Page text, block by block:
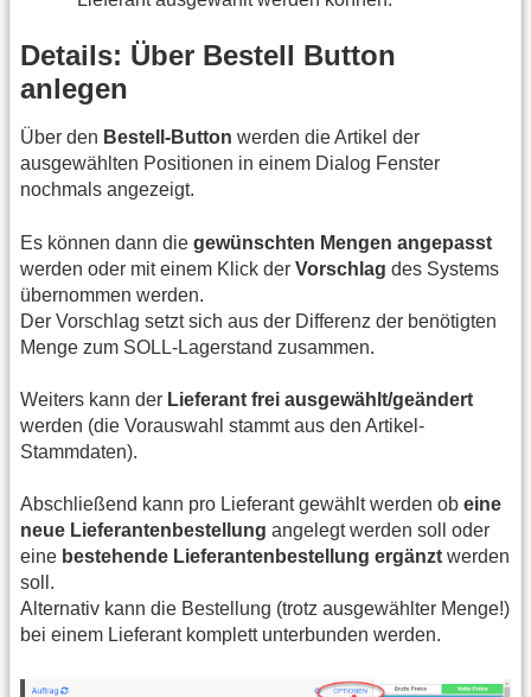
Details: Über Bestell Button
anlegen
Über den Bestell-Button werden die Artikel der
ausgewählten Positionen in einem Dialog Fenster
nochmals angezeigt.
Es können dann die gewünschten Mengen angepasst
werden oder mit einem Klick der Vorschlag des Systems
übernommen werden.
Der Vorschlag setzt sich aus der Differenz der benötigten
Menge zum SOLL-Lagerstand zusammen.
Weiters kann der Lieferant frei ausgewählt/geändert
werden (die Vorauswahl stammt aus den Artikel-
Stammdaten).
Abschließend kann pro Lieferant gewählt werden ob eine
neue Lieferantenbestellung angelegt werden soll oder
eine bestehende Lieferantenbestellung ergänzt werden
soll.
Alternativ kann die Bestellung (trotz ausgewählter Menge!)
bei einem Lieferant komplett unterbunden werden.